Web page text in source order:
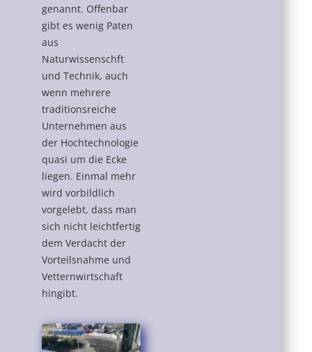
genannt. Offenbar
gibt es wenig Paten
aus
Naturwissenschft
und Technik, auch
wenn mehrere
traditionsreiche
Unternehmen aus
der Hochtechnologie
quasi um die Ecke
liegen. Einmal mehr
wird vorbildlich
vorgelebt, dass man
sich nicht leichtfertig
dem Verdacht der
Vorteilsnahme und
Vetternwirtschaft
hingibt.